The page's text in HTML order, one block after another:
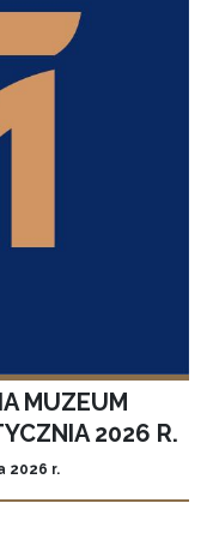
MUZEUM
2026 R.
2026 r.